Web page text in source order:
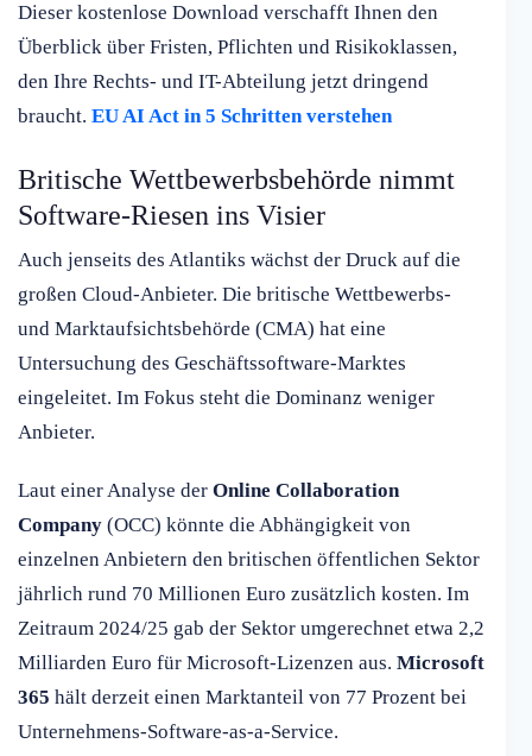
Dieser kostenlose Download verschafft Ihnen den
Überblick über Fristen, Pflichten und Risikoklassen,
den Ihre Rechts- und IT-Abteilung jetzt dringend
braucht. EU AI Act in 5 Schritten verstehen
Britische Wettbewerbsbehörde nimmt
Software-Riesen ins Visier
Auch jenseits des Atlantiks wächst der Druck auf die
großen Cloud-Anbieter. Die britische Wettbewerbs-
und Marktaufsichtsbehörde (CMA) hat eine
Untersuchung des Geschäftssoftware-Marktes
eingeleitet. Im Fokus steht die Dominanz weniger
Anbieter.
Laut einer Analyse der Online Collaboration
Company (OCC) könnte die Abhängigkeit von
einzelnen Anbietern den britischen öffentlichen Sektor
jährlich rund 70 Millionen Euro zusätzlich kosten. Im
Zeitraum 2024/25 gab der Sektor umgerechnet etwa 2,2
Milliarden Euro für Microsoft-Lizenzen aus. Microsoft
365 hält derzeit einen Marktanteil von 77 Prozent bei
Unternehmens-Software-as-a-Service.